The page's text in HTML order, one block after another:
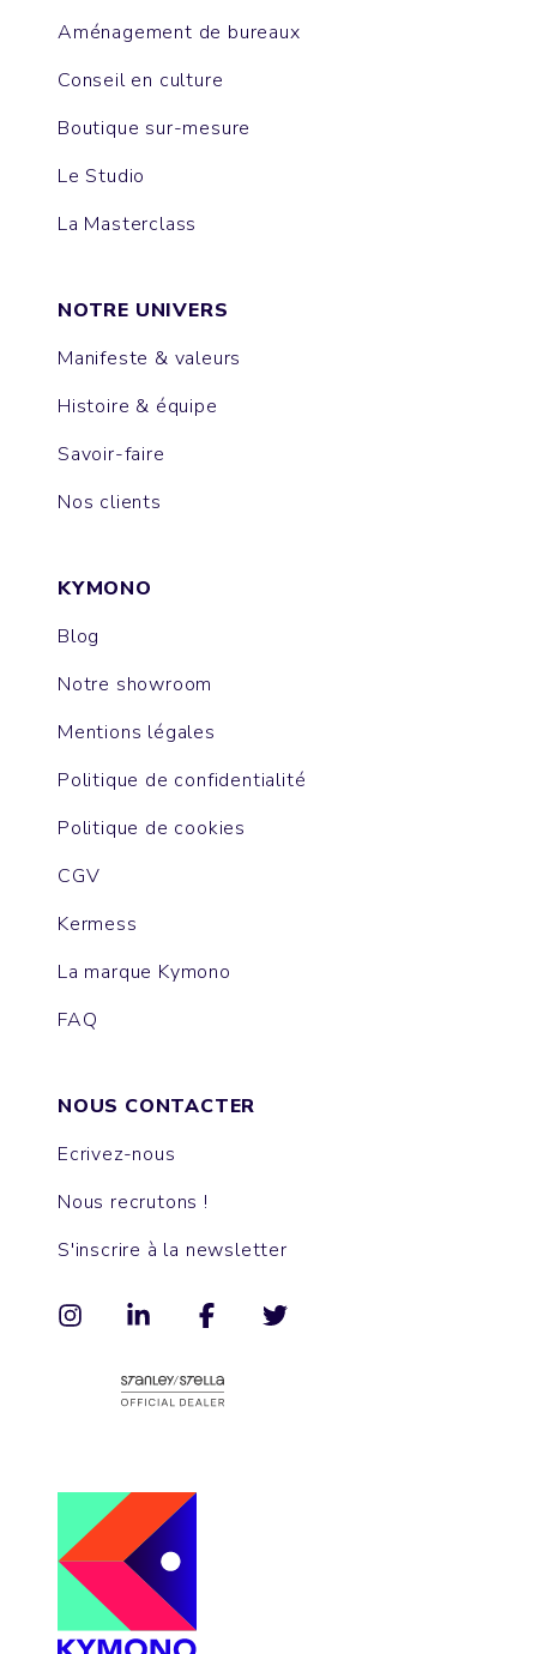
Aménagement de bureaux
Conseil en culture
Boutique sur-mesure
Le Studio
La Masterclass
NOTRE UNIVERS
Manifeste & valeurs
Histoire & équipe
Savoir-faire
Nos clients
KYMONO
Blog
Notre showroom
Mentions légales
Politique de confidentialité
Politique de cookies
CGV
Kermess
La marque Kymono
FAQ
NOUS CONTACTER
Ecrivez-nous
Nous recrutons !
S'inscrire à la newsletter